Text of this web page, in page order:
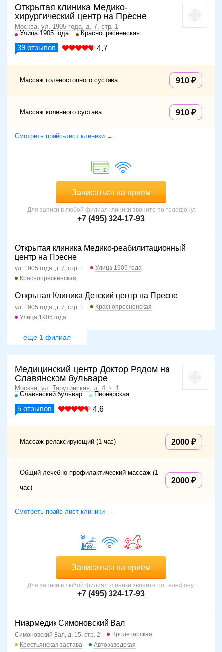
Открытая клиника Медико-
хирургический центр на Пресне
Москва, ул. 1905 года, д. 7, стр. 1
Улица 1905 года
Краснопресненская
39 отзывов 4.7
Массаж голеностопного сустава 910
Массаж коленного сустава 910
Смотреть прайс-лист клиники →
Записаться на прием
Для записи в любой филиал клиники звоните по телефону:
+7 (495) 324-17-93
Открытая клиника Медико-реабилитационный
центр на Пресне
ул. 1905 года, д. 7, стр. 1
Улица 1905 года
Краснопресненская
Открытая Клиника Детский центр на Пресне
ул. 1905 года, д. 7, стр. 1
Краснопресненская
Улица 1905 года
еще 1 филиал
Медицинский центр Доктор Рядом на
Славянском бульваре
Москва, ул. Тарутинская, д. 4, к. 1
Славянский бульвар
Пионерская
5 отзывов 4.6
Массаж релаксирующий (1 час) 2000
Общий лечебно-профилактический массаж (1
час)
2000
Смотреть прайс-лист клиники →
Записаться на прием
Для записи в любой филиал клиники звоните по телефону:
+7 (495) 324-17-93
Ниармедик Симоновский Вал
Симоновский Вал, д. 15, стр. 2
Пролетарская
Крестьянская застава
Автозаводская